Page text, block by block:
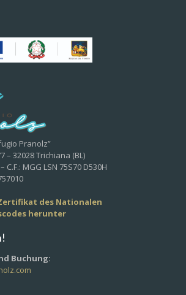
Pranolz”
– 32028 Trichiana (BL)
C.F.: MGG LSN 75S70 D530H
des Nationalen
herunter
Buchung: